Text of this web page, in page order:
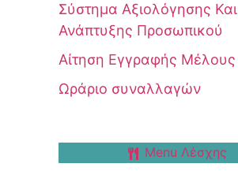
Σύστημα Αξιολόγησης Και
Ανάπτυξης Προσωπικού
Αίτηση Εγγραφής Μέλους
Ωράριο συναλλαγών
Menu Λέσχης